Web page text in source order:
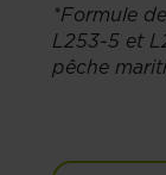
*Formule
L253-5 et
pêche